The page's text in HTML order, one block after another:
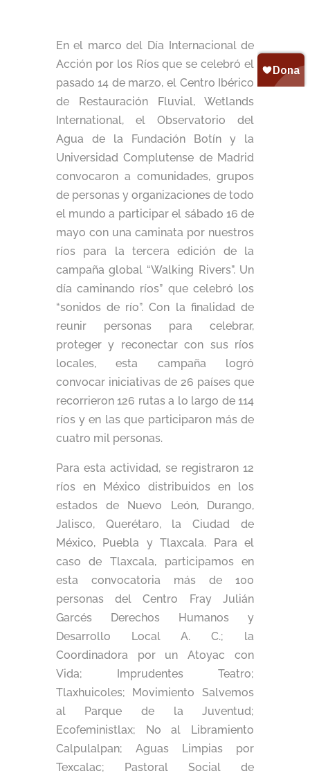
En el marco del Día Internacional de
Acción por los Ríos que se celebró el
pasado 14 de marzo, el Centro Ibérico
de Restauración Fluvial, Wetlands
International, el Observatorio del
Agua de la Fundación Botín y la
Universidad Complutense de Madrid
convocaron a comunidades, grupos
de personas y organizaciones de todo
el mundo a participar el sábado 16 de
mayo con una caminata por nuestros
ríos para la tercera edición de la
campaña global “Walking Rivers”. Un
día caminando ríos” que celebró los
“sonidos de río”. Con la finalidad de
reunir personas para celebrar,
proteger y reconectar con sus ríos
locales, esta campaña logró
convocar iniciativas de 26 países que
recorrieron 126 rutas a lo largo de 114
ríos y en las que participaron más de
cuatro mil personas.
Para esta actividad, se registraron 12
ríos en México distribuidos en los
estados de Nuevo León, Durango,
Jalisco, Querétaro, la Ciudad de
México, Puebla y Tlaxcala. Para el
caso de Tlaxcala, participamos en
esta convocatoria más de 100
personas del Centro Fray Julián
Garcés Derechos Humanos y
Desarrollo Local A. C.; la
Coordinadora por un Atoyac con
Vida; Imprudentes Teatro;
Tlaxhuicoles; Movimiento Salvemos
al Parque de la Juventud;
Ecofeministlax; No al Libramiento
Calpulalpan; Aguas Limpias por
Texcalac; Pastoral Social de